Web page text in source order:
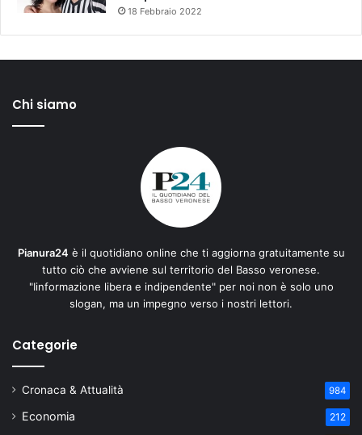
18 Febbraio 2022
Chi siamo
Pianura24 è il quotidiano online che ti aggiorna gratuitamente su
tutto ciò che avviene sul territorio del Basso veronese.
"Iinformazione libera e indipendente" per noi non è solo uno
slogan, ma un impegno verso i nostri lettori.
Categorie
Cronaca & Attualità 984
Economia 212